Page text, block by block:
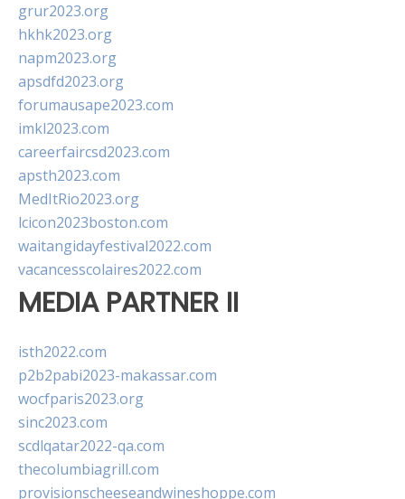
grur2023.org
hkhk2023.org
napm2023.org
apsdfd2023.org
forumausape2023.com
imkl2023.com
careerfaircsd2023.com
apsth2023.com
MedItRio2023.org
lcicon2023boston.com
waitangidayfestival2022.com
vacancesscolaires2022.com
MEDIA PARTNER II
isth2022.com
p2b2pabi2023-makassar.com
wocfparis2023.org
sinc2023.com
scdlqatar2022-qa.com
thecolumbiagrill.com
provisionscheeseandwineshoppe.com